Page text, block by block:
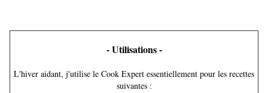
- Utilisations -
L'hiver aidant, j'utilise le Cook Expert essentiellement pour les recettes
suivantes :